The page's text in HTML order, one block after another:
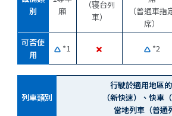
別
廂
（寝台列
車）
（普通車指
席）
可否使
用
*1 *2
列車類別
行駛於適用地區
（新快速）、快車
當地列車（普通